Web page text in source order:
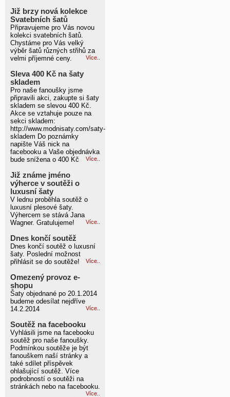
Již brzy nová kolekce
Svatebních šatů
Připravujeme pro Vás novou
kolekci svatebních šatů.
Chystáme pro Vás velký
výběr šatů různých střihů za
velmi příjemné ceny.
Více..
Sleva 400 Kč na šaty
skladem
Pro naše fanoušky jsme
připravili akci, zakupte si šaty
skladem se slevou 400 Kč.
Akce se vztahuje pouze na
sekci skladem:
http://www.modnisaty.com/saty-
skladem Do poznámky
napište Váš nick na
facebooku a Vaše objednávka
bude snížena o 400 Kč
Více..
Již známe jméno
výherce v soutěži o
luxusní šaty
V lednu proběhla soutěž o
luxusní plesové šaty.
Výhercem se stává Jana
Wagner. Gratulujeme!
Více..
Dnes končí soutěž
Dnes končí soutěž o luxusní
šaty. Poslední možnost
přihlásit se do soutěže!
Více..
Omezený provoz e-
shopu
Šaty objednané po 20.1.2014
budeme odesílat nejdříve
14.2.2014
Více..
Soutěž na facebooku
Vyhlásili jsme na facebooku
soutěž pro naše fanoušky.
Podmínkou soutěže je být
fanouškem naší stránky a
také sdílet příspěvek
ohlašující soutěž. Více
podrobností o soutěži na
stránkách nebo na facebooku.
Více..